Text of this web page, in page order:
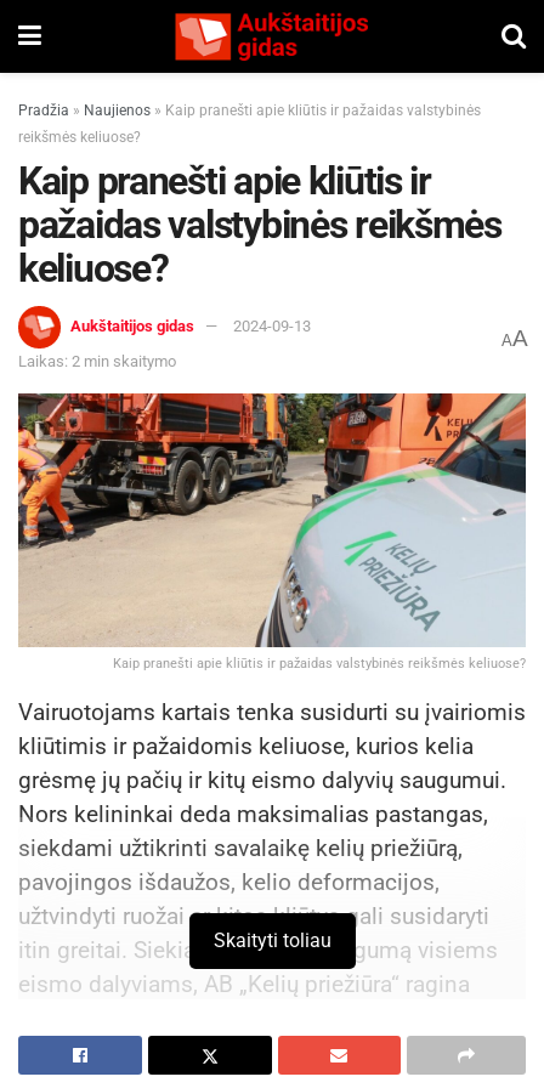
Pradžia » Naujienos » Kaip pranešti apie kliūtis ir pažaidas valstybinės
reikšmės keliuose?
Kaip pranešti apie kliūtis ir
pažaidas valstybinės reikšmės
keliuose?
Aukštaitijos gidas
2024-09-13
Laikas: 2 min skaitymo
AA
Kaip pranešti apie kliūtis ir pažaidas valstybinės reikšmės keliuose?
Vairuotojams kartais tenka susidurti su įvairiomis
kliūtimis ir pažaidomis keliuose, kurios kelia
grėsmę jų pačių ir kitų eismo dalyvių saugumui.
Nors kelininkai deda maksimalias pastangas,
siekdami užtikrinti savalaikę kelių priežiūrą,
pavojingos išdaužos, kelio deformacijos,
užtvindyti ruožai ar kitos kliūtys gali susidaryti
itin greitai. Siekiant užtikrinti saugumą visiems
eismo dalyviams, AB „Kelių priežiūra“ ragina
primena, kaip galima tai padaryti.
Skaityti toliau